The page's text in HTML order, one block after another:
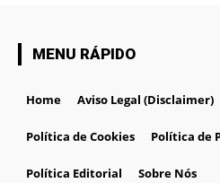
MENU RÁPIDO
Home Aviso Legal (Disclaimer)
Política de Cookies Política de
Política Editorial Sobre Nós